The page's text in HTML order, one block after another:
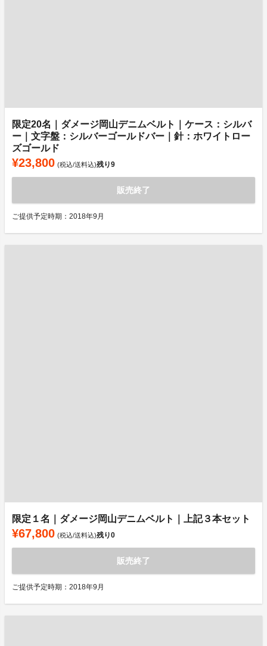
限定20名｜ダメージ岡山デニムベルト｜ケース：シルバ
ー｜文字盤：シルバーゴールドバー｜針：ホワイトロー
ズゴールド
¥23,800 (税込/送料込)残り9
販売終了
ご提供予定時期：2018年9月
限定１名｜ダメージ岡山デニムベルト｜上記３本セット
¥67,800 (税込/送料込)残り0
販売終了
ご提供予定時期：2018年9月